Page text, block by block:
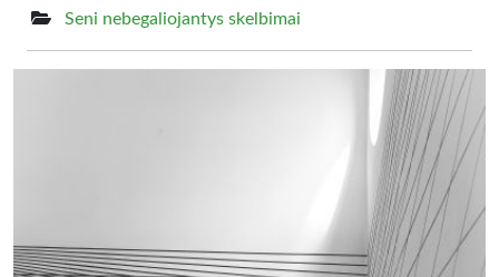
Seni nebegaliojantys skelbimai